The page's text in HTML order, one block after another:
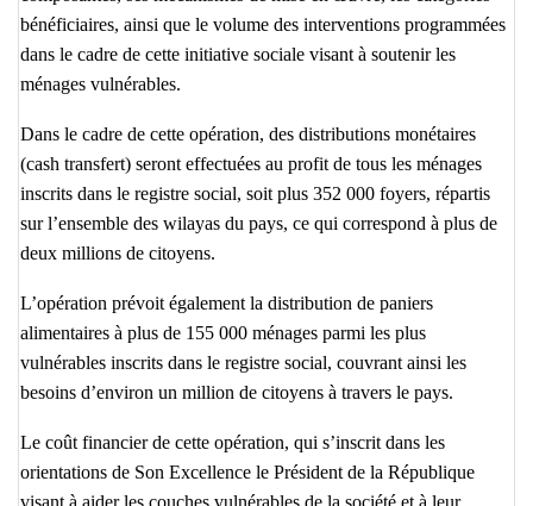
bénéficiaires, ainsi que le volume des interventions programmées
dans le cadre de cette initiative sociale visant à soutenir les
ménages vulnérables.
Dans le cadre de cette opération, des distributions monétaires
(cash transfert) seront effectuées au profit de tous les ménages
inscrits dans le registre social, soit plus 352 000 foyers, répartis
sur l’ensemble des wilayas du pays, ce qui correspond à plus de
deux millions de citoyens.
L’opération prévoit également la distribution de paniers
alimentaires à plus de 155 000 ménages parmi les plus
vulnérables inscrits dans le registre social, couvrant ainsi les
besoins d’environ un million de citoyens à travers le pays.
Le coût financier de cette opération, qui s’inscrit dans les
orientations de Son Excellence le Président de la République
visant à aider les couches vulnérables de la société et à leur